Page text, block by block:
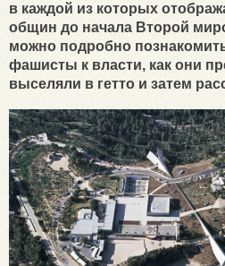
в каждой из которых
общин до начала Второй
можно подробно
фашисты к власти, как они
выселяли в гетто и затем